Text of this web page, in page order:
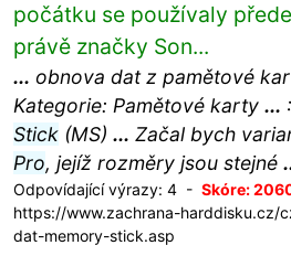
počátku se používaly
právě značky Son...
... obnova dat z pamětové
Kategorie: Pamětové karty ...
Stick(MS) ... Začal bych
Pro, jejíž rozměry jsou stejné
Odpovídající výrazy: 4 - Skóre:
https://www.zachrana-harddisku.cz/
dat-memory-stick.asp